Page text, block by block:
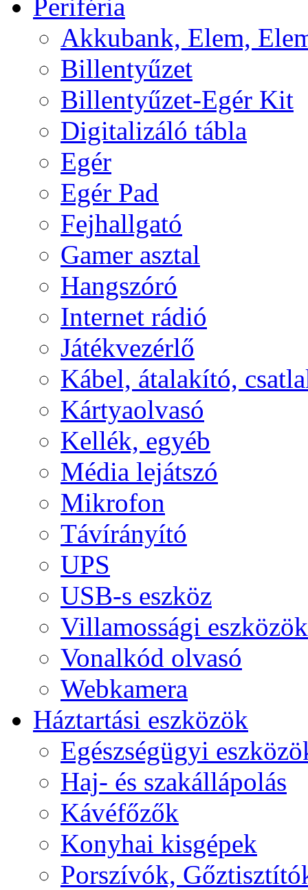
Periféria
Akkubank, Elem,
Billentyűzet
Billentyűzet-Egér Kit
Digitalizáló tábla
Egér
Egér Pad
Fejhallgató
Gamer asztal
Hangszóró
Internet rádió
Játékvezérlő
Kábel, átalakító,
Kártyaolvasó
Kellék, egyéb
Média lejátszó
Mikrofon
Távírányító
UPS
USB-s eszköz
Villamossági eszközök
Vonalkód olvasó
Webkamera
Háztartási eszközök
Egészségügyi
Haj- és szakállápolás
Kávéfőzők
Konyhai kisgépek
Porszívók,